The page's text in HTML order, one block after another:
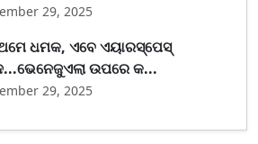
29, 2025
ଧମକ, ଏବେ ଏୟାରସ୍ପେସ୍
ଉପରେ କ...
29, 2025